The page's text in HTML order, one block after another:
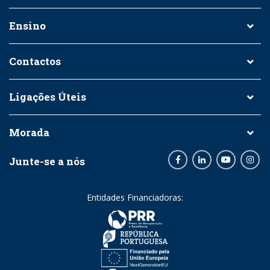
Ensino
Contactos
Ligações Úteis
Morada
Junte-se a nós FacebookLinkedInYoutube
Entidades Financiadoras: